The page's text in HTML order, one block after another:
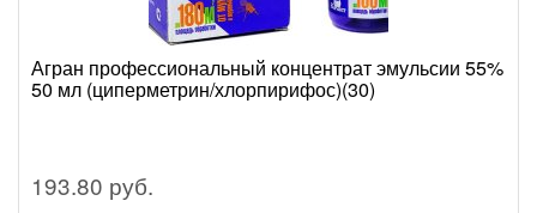
Агран профессиональный концентрат эмульсии 55%
50 мл (циперметрин/хлорпирифос)(30)
193.80 руб.